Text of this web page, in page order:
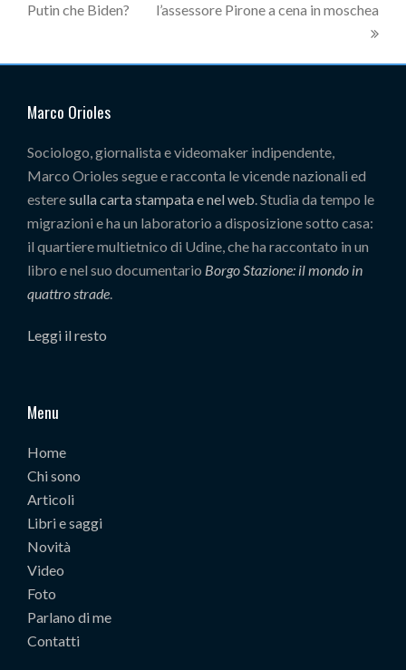
post:
Putin che Biden?
post:
l’assessore Pirone a cena in moschea
Marco Orioles
Sociologo, giornalista e videomaker indipendente,
Marco Orioles segue e racconta le vicende nazionali ed
esteresulla carta stampata e nel web. Studia da tempo le
migrazioni e ha un laboratorio a disposizione sotto casa:
il quartiere multietnico di Udine, che ha raccontato in un
libro e nel suo documentario Borgo Stazione: il mondo in
quattro strade.
Leggi il resto
Menu
Home
Chi sono
Articoli
Libri e saggi
Novità
Video
Foto
Parlano di me
Contatti